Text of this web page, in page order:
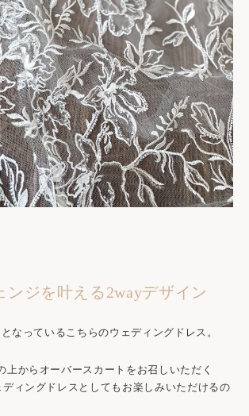
ンジを叶える2wayデザイン
なっているこちらのウェディングドレス。
上からオーバースカートをお召しいただく
ディングドレスとしてもお楽しみいただけるの